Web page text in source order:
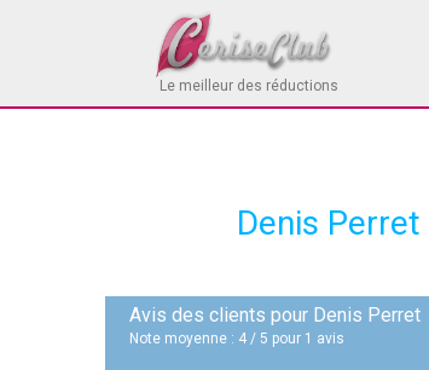
Le meilleur des réductions
Denis Perret
Avis des clients pour Denis Perret
Note moyenne : 4 / 5 pour 1 avis